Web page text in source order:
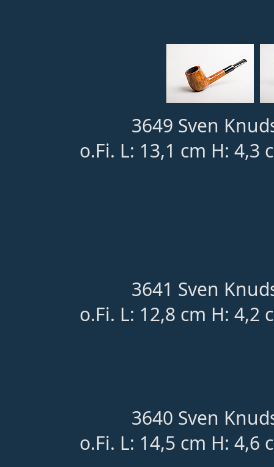
3649 Sven
o.Fi. L: 13,1 cm H: 4,3
3641 Sven
o.Fi. L: 12,8 cm H: 4,2
3640 Sven
o.Fi. L: 14,5 cm H: 4,6